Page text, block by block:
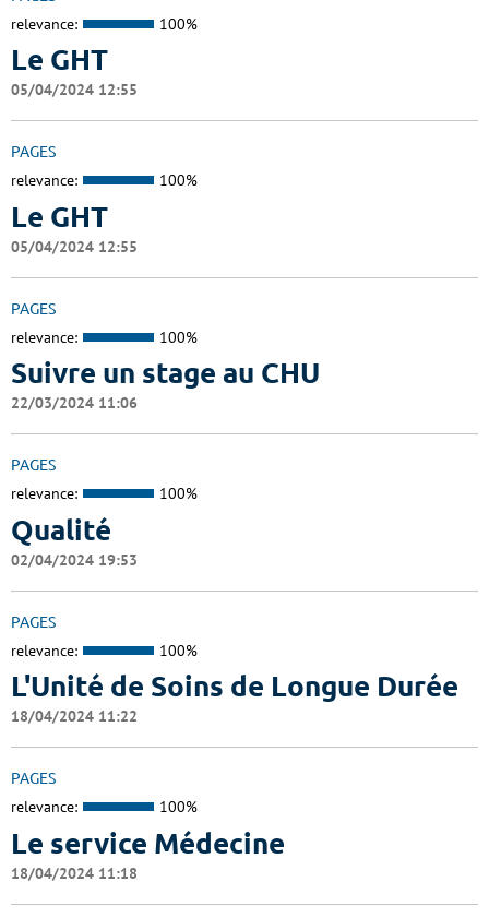
relevance: 100%
Le GHT
05/04/2024 12:55
PAGES
relevance: 100%
Le GHT
05/04/2024 12:55
PAGES
relevance: 100%
Suivre un stage au CHU
22/03/2024 11:06
PAGES
relevance: 100%
Qualité
02/04/2024 19:53
PAGES
relevance: 100%
L'Unité de Soins de Longue Durée
18/04/2024 11:22
PAGES
relevance: 100%
Le service Médecine
18/04/2024 11:18